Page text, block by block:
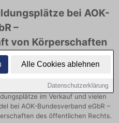
Alle Cookies ablehnen
Datenschutzerklärung
bei AOK-
–
von Körperschaften
finden
bei AOK-Bundesverband
Körperschaften des öffentlichen
im Verkauf und vielen
bei AOK-Bundesverband eGbR –
des öffentlichen Rechts.